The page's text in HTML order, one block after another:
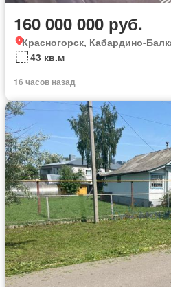
160 000 000 руб.
Красногорск, Кабардино-
43 кв.м
16 часов назад